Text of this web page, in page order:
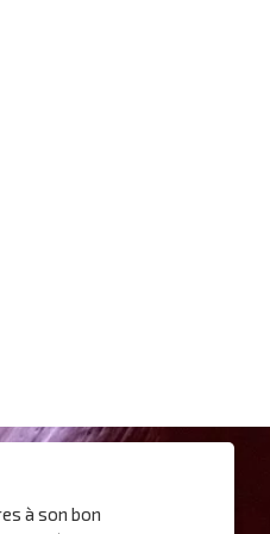
à son bon